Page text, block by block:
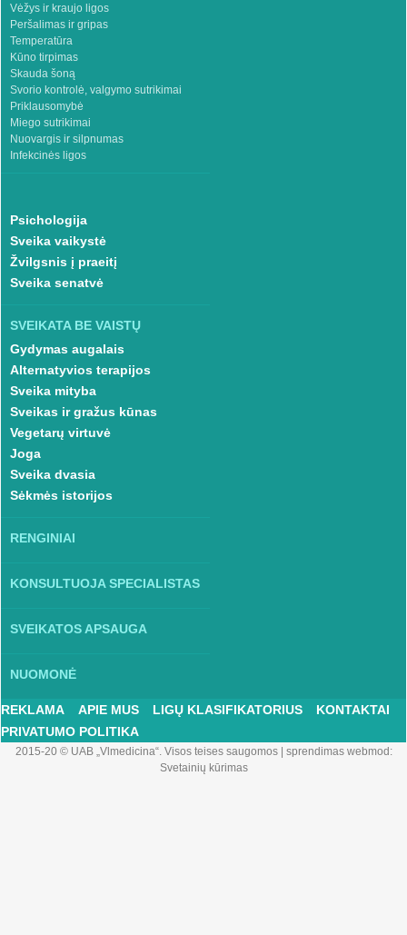
Vėžys ir kraujo ligos
Peršalimas ir gripas
Temperatūra
Kūno tirpimas
Skauda šoną
Svorio kontrolė, valgymo sutrikimai
Priklausomybė
Miego sutrikimai
Nuovargis ir silpnumas
Infekcinės ligos
Psichologija
Sveika vaikystė
Žvilgsnis į praeitį
Sveika senatvė
SVEIKATA BE VAISTŲ
Gydymas augalais
Alternatyvios terapijos
Sveika mityba
Sveikas ir gražus kūnas
Vegetarų virtuvė
Joga
Sveika dvasia
Sėkmės istorijos
RENGINIAI
KONSULTUOJA SPECIALISTAS
SVEIKATOS APSAUGA
NUOMONĖ
REKLAMA APIE MUS LIGŲ KLASIFIKATORIUS
KONTAKTAI
PRIVATUMO POLITIKA
2015-20 © UAB „Vlmedicina“. Visos teises saugomos| sprendimas webmod:
Svetainių kūrimas